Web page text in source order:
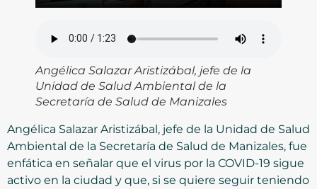
Angélica Salazar Aristizábal, jefe de la
Unidad de Salud Ambiental de la
Secretaría de Salud de Manizales
Angélica Salazar Aristizábal, jefe de la Unidad de Salud
Ambiental de la Secretaría de Salud de Manizales, fue
enfática en señalar que el virus por la COVID-19 sigue
activo en la ciudad y que, si se quiere seguir teniendo